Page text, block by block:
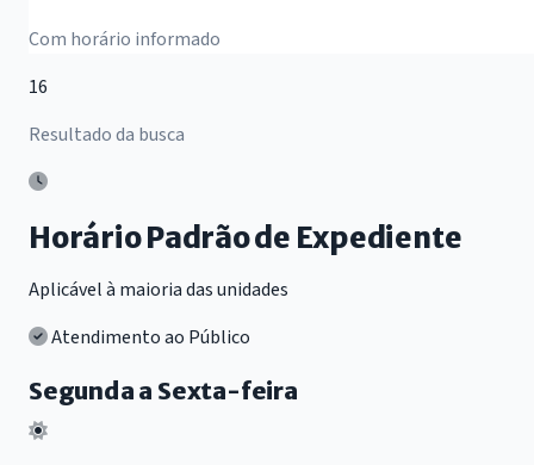
Com horário informado
16
Resultado da busca
Horário Padrão de Expediente
Aplicável à maioria das unidades
Atendimento ao Público
Segunda a Sexta-feira